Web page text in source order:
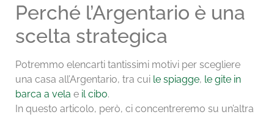
Perché l’Argentario è una
scelta strategica
Potremmo elencarti tantissimi motivi per scegliere
una casa all’Argentario, tra cui le spiagge, le gite in
barca a vela e il cibo.
In questo articolo, però, ci concentreremo su un’altra